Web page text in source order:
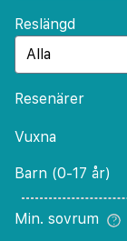
Reslängd
Resenärer
Vuxna
Barn (0-17 år)
Min. sovrum